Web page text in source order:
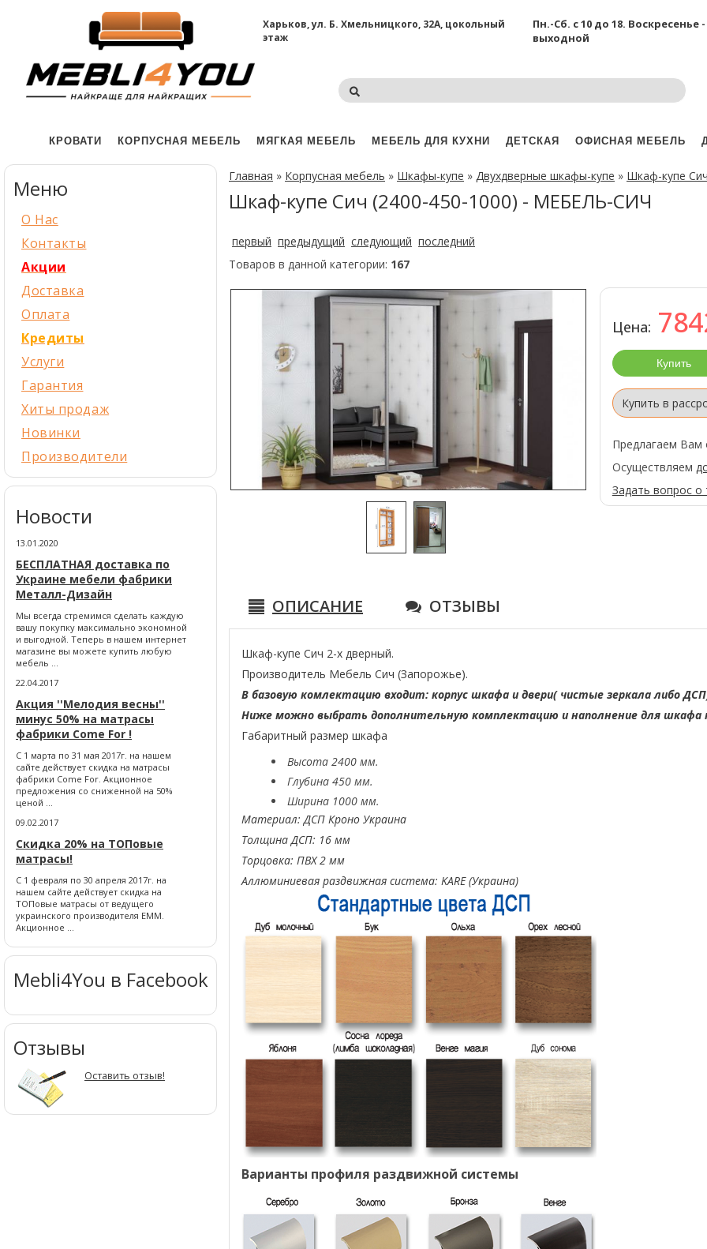
Харьков, ул. Б. Хмельницкого, 32А, цокольный
этаж
Пн.-Сб. с 10 до 18. Воскресенье -
выходной
КРОВАТИ КОРПУСНАЯ МЕБЕЛЬ МЯГКАЯ МЕБЕЛЬ МЕБЕЛЬ ДЛЯ КУХНИ ДЕТСКАЯ ОФИСНАЯ МЕБЕЛЬ
Главная » Корпусная мебель » Шкафы-купе » Двухдверные шкафы-купе » Шкаф-купе
Шкаф-купе Сич (2400-450-1000) - МЕБЕЛЬ-СИЧ
первый предыдущий следующий последний
Товаров в данной категории: 167
Цена:
Купить в
Предлагаем
Осуществляем
Задать вопрос о
ОПИСАНИЕ ОТЗЫВЫ
Шкаф-купе Сич 2-х дверный.
Производитель Мебель Сич (Запорожье).
В базовую комлектацию входит: корпус шкафа и двери( чистые зеркала либо
Ниже можно выбрать дополнительную комплектацию и наполнение для шкафа
Габаритный размер шкафа
Высота 2400 мм.
Глубина 450 мм.
Ширина 1000 мм.
Материал: ДСП Кроно Украина
Толщина ДСП: 16 мм
Торцовка: ПВХ 2 мм
Аллюминиевая раздвижная система: KARE (Украина)
Варианты профиля раздвижной системы
Меню
О Нас
Контакты
Акции
Доставка
Оплата
Кредиты
Услуги
Гарантия
Хиты продаж
Новинки
Производители
Новости
13.01.2020
БЕСПЛАТНАЯ доставка по
Украине мебели фабрики
Металл-Дизайн
Мы всегда стремимся сделать каждую
вашу покупку максимально экономной
и выгодной. Теперь в нашем интернет
магазине вы можете купить любую
мебель ...
22.04.2017
Акция ''Мелодия весны''
минус 50% на матрасы
фабрики Come For !
С 1 марта по 31 мая 2017г. на нашем
сайте действует скидка на матрасы
фабрики Come For. Акционное
предложения со сниженной на 50%
ценой ...
09.02.2017
Скидка 20% на ТОПовые
матрасы!
С 1 февраля по 30 апреля 2017г. на
нашем сайте действует скидка на
ТОПовые матрасы от ведущего
украинского производителя ЕММ.
Акционное ...
Mebli4You в Facebook
Отзывы
Оставить отзыв!